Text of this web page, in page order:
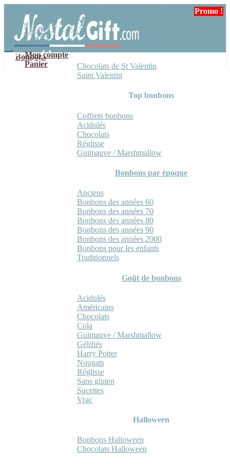
navigation
contenu
Mon compte
Panier
Bonbons
Chocolats de St Valentin
Saint Valentin
Top bonbons
Coffrets bonbons
Acidulés
Chocolats
Réglisse
Guimauve / Marshmallow
Bonbons par époque
Anciens
Bonbons des années 60
Bonbons des années 70
Bonbons des années 80
Bonbons des années 90
Bonbons des années 2000
Bonbons pour les enfants
Traditionnels
Goût de bonbons
Acidulés
Américains
Chocolats
Cola
Guimauve / Marshmallow
Gélifiés
Harry Potter
Nougats
Réglisse
Sans gluten
Sucettes
Vrac
Halloween
Bonbons Halloween
Chocolats Halloween
Promo !
Promo !